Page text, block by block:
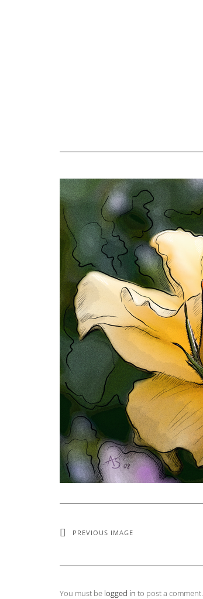
PREVIOUS IMAGE
You must be logged in to post a comment.